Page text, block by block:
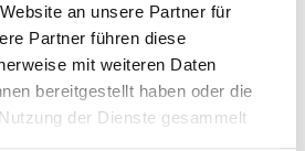
an unsere Partner für
Partner führen diese
mit weiteren Daten
bereitgestellt haben oder die
der Dienste gesammelt
ist.
konzentrieren können,
Buchhaltung. Unser elektronischer
der DATEV. Diese Programme
eine unabhängige